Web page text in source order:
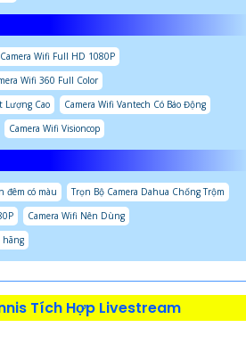
Camera Wifi Full HD 1080P
Wifi 360 Full Color
Lượng Cao
Camera Wifi Vantech Có Báo Động
Camera Wifi Visioncop
đêm có màu
Trọn Bộ Camera Dahua Chống Trộm
Camera Wifi Nên Dùng
hãng
Tích Hợp Livestream